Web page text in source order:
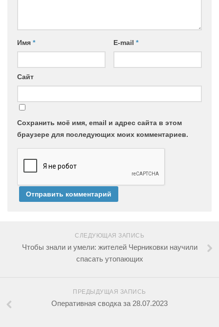
Имя * E-mail *
Сайт
Сохранить моё имя, email и адрес сайта в этом
браузере для последующих моих комментариев.
СЛЕДУЮЩАЯ ЗАПИСЬ
Чтобы знали и умели: жителей Черниковки научили
спасать утопающих
ПРЕДЫДУЩАЯ ЗАПИСЬ
Оперативная сводка за 28.07.2023